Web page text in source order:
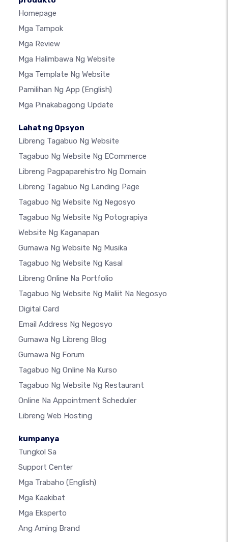
Homepage
Mga Tampok
Mga Review
Mga Halimbawa Ng Website
Mga Template Ng Website
Pamilihan Ng App (English)
Mga Pinakabagong Update
Lahat ng Opsyon
Libreng Tagabuo Ng Website
Tagabuo Ng Website Ng ECommerce
Libreng Pagpaparehistro Ng Domain
Libreng Tagabuo Ng Landing Page
Tagabuo Ng Website Ng Negosyo
Tagabuo Ng Website Ng Potograpiya
Website Ng Kaganapan
Gumawa Ng Website Ng Musika
Tagabuo Ng Website Ng Kasal
Libreng Online Na Portfolio
Tagabuo Ng Website Ng Maliit Na Negosyo
Digital Card
Email Address Ng Negosyo
Gumawa Ng Libreng Blog
Gumawa Ng Forum
Tagabuo Ng Online Na Kurso
Tagabuo Ng Website Ng Restaurant
Online Na Appointment Scheduler
Libreng Web Hosting
kumpanya
Tungkol Sa
Support Center
Mga Trabaho (English)
Mga Kaakibat
Mga Eksperto
Ang Aming Brand